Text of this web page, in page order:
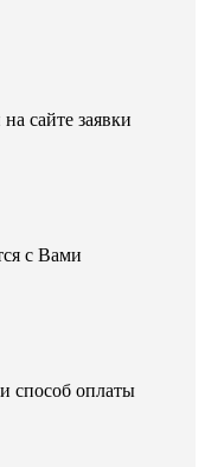
сайте заявки
с Вами
способ оплаты